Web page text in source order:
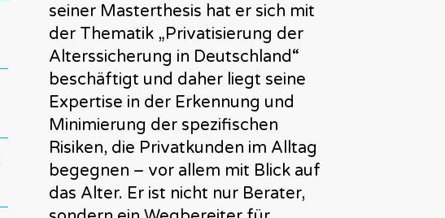
seiner Masterthesis hat er sich mit
der Thematik „Privatisierung der
Alterssicherung in Deutschland“
beschäftigt und daher liegt seine
Expertise in der Erkennung und
Minimierung der spezifischen
Risiken, die Privatkunden im Alltag
begegnen – vor allem mit Blick auf
das Alter. Er ist nicht nur Berater,